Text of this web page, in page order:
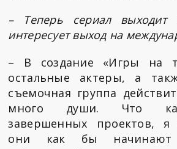
– Теперь сериал
интересует выход на
– В создание «Игры на
остальные актеры, а
съемочная группа
много души. Что
завершенных проектов, я
они как бы начинают